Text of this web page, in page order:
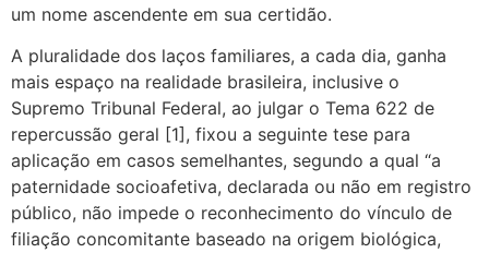
um nome ascendente em sua certidão.
A pluralidade dos laços familiares, a cada dia, ganha
mais espaço na realidade brasileira, inclusive o
Supremo Tribunal Federal, ao julgar o Tema 622 de
repercussão geral [1], fixou a seguinte tese para
aplicação em casos semelhantes, segundo a qual “a
paternidade socioafetiva, declarada ou não em registro
público, não impede o reconhecimento do vínculo de
filiação concomitante baseado na origem biológica,